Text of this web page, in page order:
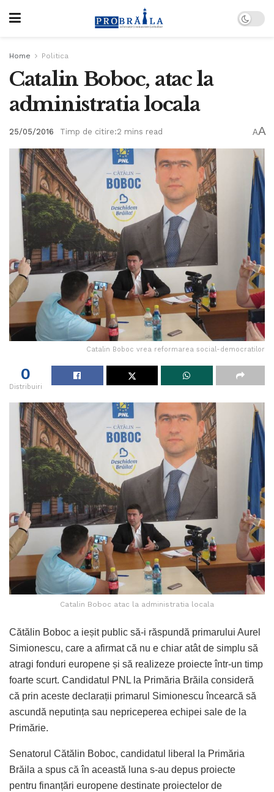
Home Politica
Catalin Boboc, atac la
administratia locala
25/05/2016 Timp de citire:2 mins read AA
Catalin Boboc vrea reformarea social-democratilor
0
Distribuiri
Catalin Boboc atac la administratia locala
Cătălin Boboc a ieșit public să-i răspundă primarului Aurel
Simionescu, care a afirmat că nu e chiar atât de simplu să
atragi fonduri europene și să realizeze proiecte într-un timp
foarte scurt. Candidatul PNL la Primăria Brăila consideră
că prin aceste declarații primarul Simionescu încearcă să
ascundă neputința sau nepriceperea echipei sale de la
Primărie.
Senatorul Cătălin Boboc, candidatul liberal la Primăria
Brăila a spus că în această luna s-au depus proiecte
pentru finanțări europene destinate proiectelor de